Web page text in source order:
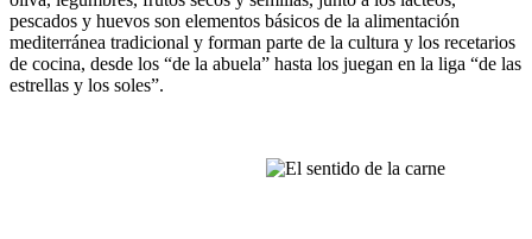
pescados y huevos son elementos básicos de la alimentación
mediterránea tradicional y forman parte de la cultura y los recetarios
de cocina, desde los “de la abuela” hasta los juegan en la liga “de las
estrellas y los soles”.